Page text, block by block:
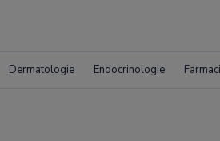
Dermatologie Endocrinologie